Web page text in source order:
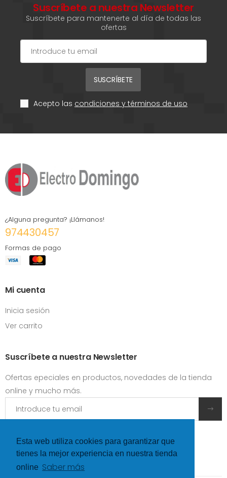
Esta web utiliza cookies para garantizar que
tienes la mejor experiencia en nuestra tienda
online Saber más
Suscríbete a nuestra Newsletter
Suscríbete para mantenerte al día de todas las
ofertas
SUSCRÍBETE
Acepto las condiciones y términos de uso
¿Alguna pregunta? ¡Llámanos!
974430457
Formas de pago
Mi cuenta
Inicia sesión
Ver carrito
Suscríbete a nuestra Newsletter
Ofertas epeciales en productos, novedades de la tienda
online y mucho más.